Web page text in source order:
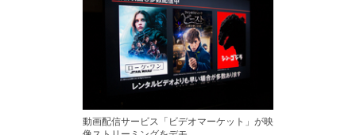
動画配信サービス「ビデオマーケット」が映